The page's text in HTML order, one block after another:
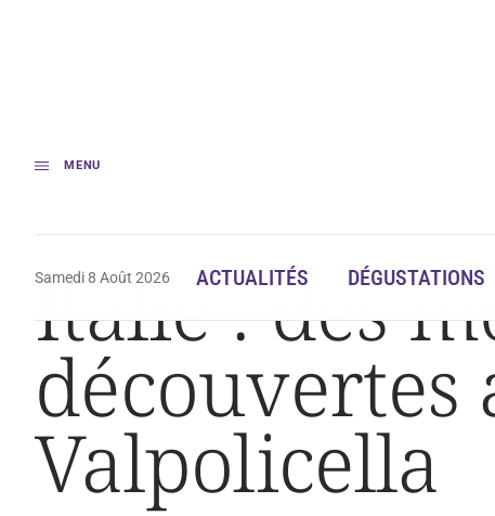
MENU
Samedi 8 Août 2026 ACTUALITÉS DÉGUSTATIONS
Accueil Italie : des mosaïques romaines découvertes au milieu de vignes
Italie : des
Valpolicella